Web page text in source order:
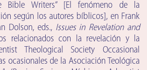
Bible Writers” [El fenómeno de la
según los autores bíblicos], en Frank
Dolson, eds., Issues in Revelation and
relacionados con la revelación y la
Theological Society Occasional
ocasionales de la Asociación Teológica